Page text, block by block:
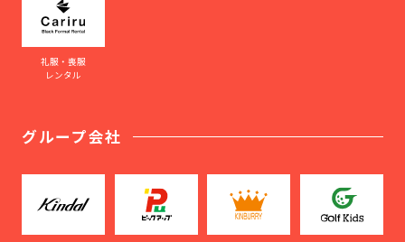
礼服・喪服
レンタル
グループ会社